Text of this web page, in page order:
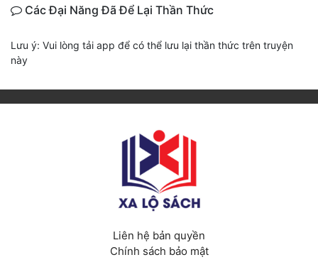
Các Đại Năng Đã Để Lại Thần Thức
Lưu ý: Vui lòng tải app để có thể lưu lại thần thức trên truyện
này
Liên hệ bản quyền
Chính sách bảo mật